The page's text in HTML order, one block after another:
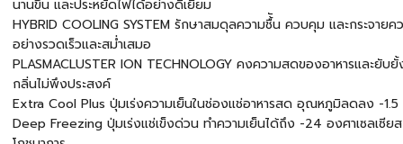
นานขึ้น และประหยัดไฟได้อย่างดีเยี่ยม
HYBRID COOLING SYSTEM รักษาสมดุลความชื้ัน ควบคุม และกระจายค
อย่างรวดเร็วและสม่ำเสมอ
PLASMACLUSTER ION TECHNOLOGY คงความสดของอาหารและยับยั้
กลิ่นไม่พึงประสงค์
Extra Cool Plus ปุ่มเร่งความเย็นในช่องแช่อาหารสด อุณหภูมิลดลง -1.5
Deep Freezing ปุ่มเร่งแช่เข็งด่วน ทำความเย็นได้ถึง -24 องศาเซลเซี